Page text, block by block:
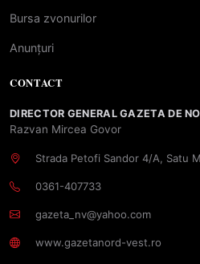
Bursa zvonurilor
Anunțuri
CONTACT
DIRECTOR GENERAL GAZETA DE
Razvan Mircea Govor
Strada Petofi Sandor 4/A, Satu
0361-407733
gazeta_nv@yahoo.com
www.gazetanord-vest.ro